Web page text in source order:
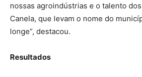
nossas agroindústrias e o talento
Canela, que levam o nome do
longe”, destacou.
Resultados